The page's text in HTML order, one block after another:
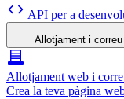
API per a
Allotjament i correu
Allotjament web i
Crea la teva pàgina